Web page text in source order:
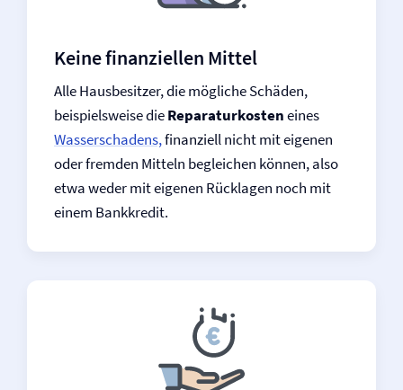
Keine finanziellen Mittel
Alle Hausbesitzer, die mögliche Schäden,
beispielsweise dieReparaturkosteneines
Wasserschadens,finanziell nicht mit eigenen
oder fremden Mitteln begleichen können, also
etwa weder mit eigenen Rücklagen noch mit
einem Bankkredit.